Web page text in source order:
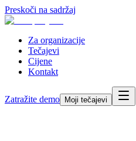
Preskoči na sadržaj
Za organizacije
Tečajevi
Cijene
Kontakt
Zatražite demo Moji tečajevi